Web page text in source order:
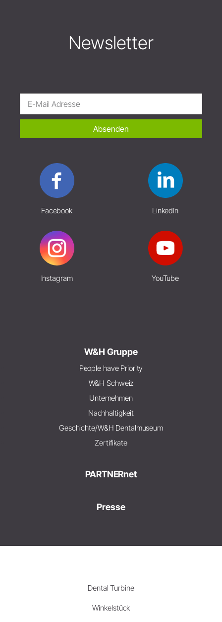
Newsletter
Absenden
Facebook LinkedIn
Instagram YouTube
W&H Gruppe
People have Priority
W&H Schweiz
Unternehmen
Nachhaltigkeit
Geschichte/W&H Dentalmuseum
Zertifikate
PARTNERnet
Presse
Dental Turbine
Winkelstück